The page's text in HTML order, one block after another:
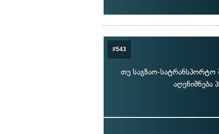
#543
თუ საგზაო-სატრანსპორტო
აღენიშნება